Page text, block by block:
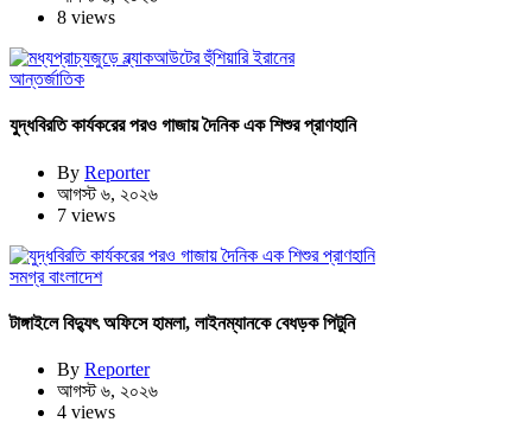
8 views
আন্তর্জাতিক
যুদ্ধবিরতি কার্যকরের পরও গাজায় দৈনিক এক শিশুর প্রাণহানি
By Reporter
আগস্ট ৬, ২০২৬
7 views
সমগ্র বাংলাদেশ
টাঙ্গাইলে বিদ্যুৎ অফিসে হামলা, লাইনম্যানকে বেধড়ক পিটুনি
By Reporter
আগস্ট ৬, ২০২৬
4 views